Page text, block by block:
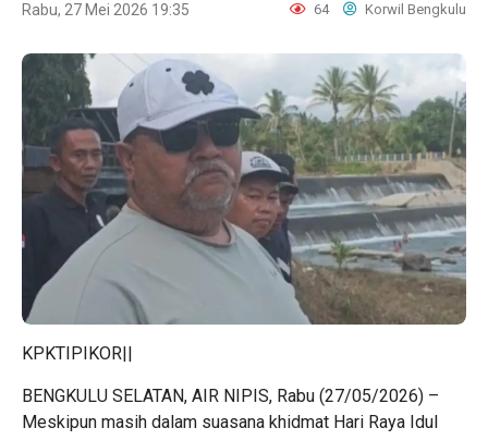
Rabu, 27 Mei 2026 19:35 64 Korwil Bengkulu
KPKTIPIKOR||
BENGKULU SELATAN, AIR NIPIS, Rabu (27/05/2026) –
Meskipun masih dalam suasana khidmat Hari Raya Idul